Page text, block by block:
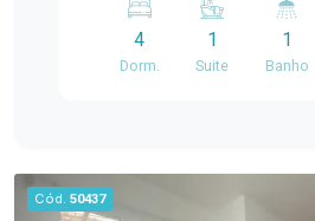
comodidades,
localização privilegiada, você
passos de diversas
supermercados, restaurantes,
iluminados, proporcionando um
acolhedor. A sala de estar é
4
Dorm.
1
Suite
1
Banho
Cód. 50437